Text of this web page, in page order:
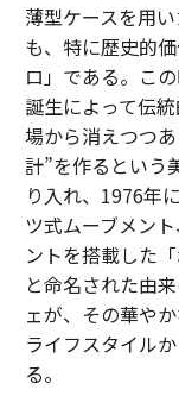
薄型ケースを用
も、特に歴史的
ロ」である。こ
誕生によって伝
場から消えつつ
計”を作るという
り入れ、1976年
ツ式ムーブメン
ントを搭載した
と命名された由
ェが、その華や
ライフスタイル
る。